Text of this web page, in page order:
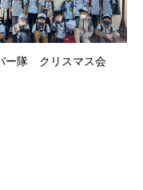
ー隊 クリスマス会